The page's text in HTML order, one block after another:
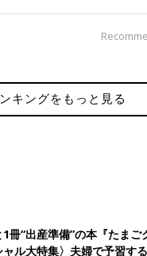
キングをもっと見る
冊“出産準備”の本『たまご
ャル大特集〉夫婦で予習す